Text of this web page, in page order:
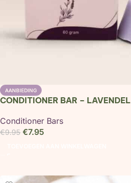
AANBIEDING
CONDITIONER BAR – LAVENDEL
Conditioner Bars
€9.95 €7.95